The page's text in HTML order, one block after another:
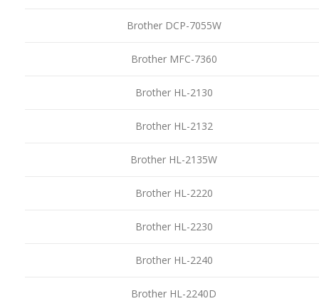
Brother DCP-7055W
Brother MFC-7360
Brother HL-2130
Brother HL-2132
Brother HL-2135W
Brother HL-2220
Brother HL-2230
Brother HL-2240
Brother HL-2240D